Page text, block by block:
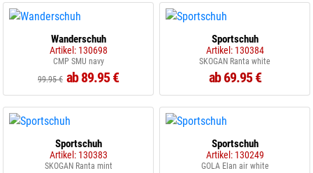
Wanderschuh
Artikel: 130698
CMP SMU navy
99.95 € ab 89.95 €
Sportschuh
Artikel: 130384
SKOGAN Ranta white
ab 69.95 €
Sportschuh
Artikel: 130383
SKOGAN Ranta mint
Sportschuh
Artikel: 130249
GOLA Elan air white